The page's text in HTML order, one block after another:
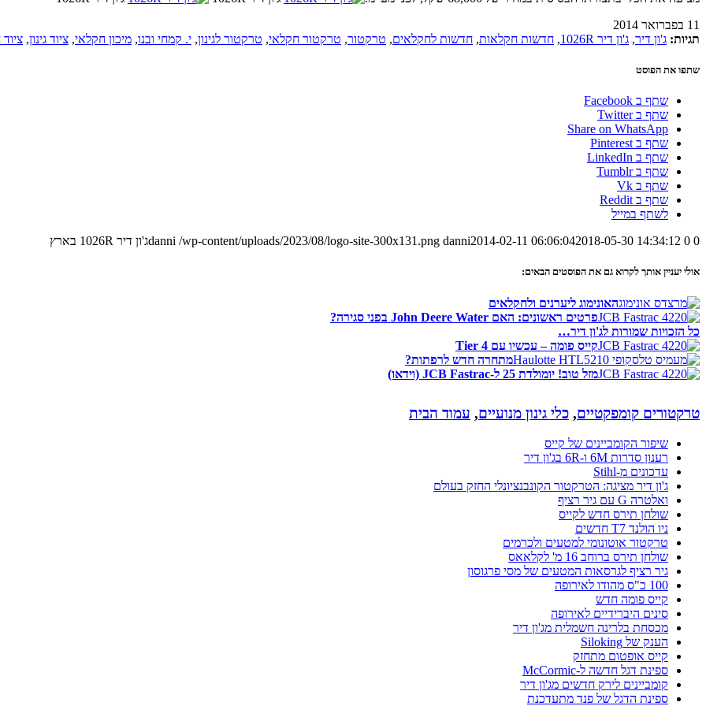
11 בפברואר 2014
תגיות: ג'ון דיר, ג'ון דיר 1026R , חדשות חקלאות, חדשות לחקלאים, טרקטור, טרקטור חקלאי, טרקטור לגינון, י. קמחי ובנו, מיכון חקלאי, ציוד גינון,
שתפו את הפוסט
שתף ב Facebook
שתף ב Twitter
Share on WhatsApp
שתף ב Pinterest
שתף ב LinkedIn
שתף ב Tumblr
שתף ב Vk
שתף ב Reddit
לשתף במייל
0
0
danni /wp-content/uploads/2023/08/logo-site-300x131.png danni2014-02-11 06:06:042018-05-30 14:34:12 ג'ון דיר 1026R בארץ
אולי יעניין אותך לקרוא גם את הפוסטים הבאים:
האונימוג ליערנים ולחקלאים
פרטים ראשונים: האם John Deere Water בפני סגירה?
כל הזכויות שמורות לג'ון דיר…
קייס פומה – עכשיו עם Tier 4
מתחרה חדש לרפתות?
מזל טוב! יומולדת 25 ל-JCB Fastrac (וידאו)
טרקטורים קומפקטיים, כלי גינון מנועיים, עמוד הבית
שיפור הקומביינים של קייס
רענון סדרות 6M ו-6R בג'ון דיר
עדכונים מ-Stihl
ג'ון דיר מציגה: הטרקטור הקונבנציונלי החזק בעולם
ואלטרה G עם גיר רציף
שולחן תירס חדש לקייס
ניו הולנד T7 חדשים
טרקטור אוטונומי למטעים ולכרמים
שולחן תירס ברוחב 16 מ' לקלאאס
גיר רציף לגרסאות המטעים של מסי פרגוסון
100 כ"ס מהודו לאירופה
קייס פומה חדש
סינים היברידיים לאירופה
מכסחת בלרינה חשמלית מג'ון דיר
הענק של Siloking
קייס אופטום מתחזק
ספינת דגל חדשה ל-McCormic
קומביינים לירק חדשים מג'ון דיר
ספינת הדגל של פנד מתעדכנת